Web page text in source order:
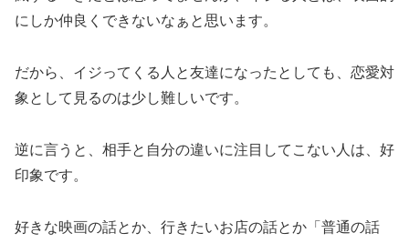
にしか仲良くできないなぁと思います。
だから、イジってくる人と友達になったとしても、恋愛対
象として見るのは少し難しいです。
逆に言うと、相手と自分の違いに注目してこない人は、好
印象です。
好きな映画の話とか、行きたいお店の話とか「普通の話